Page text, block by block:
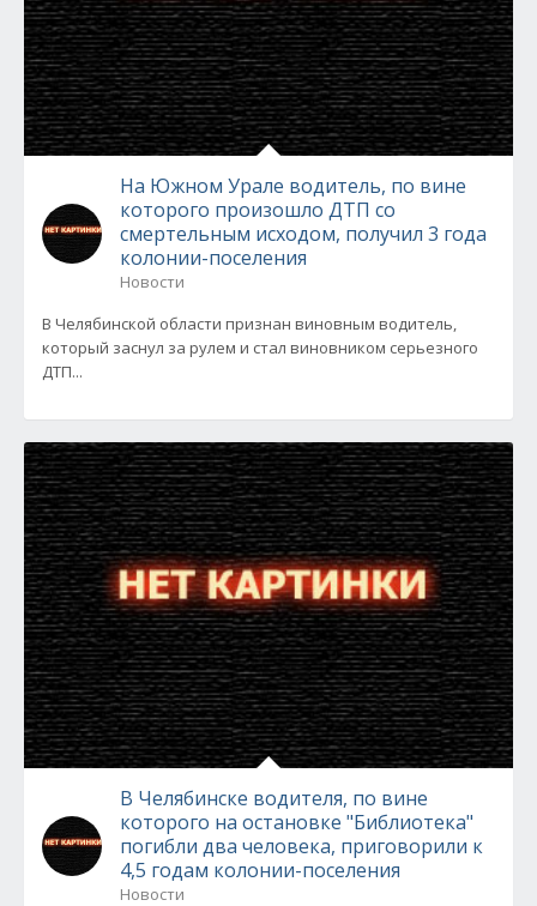
На Южном Урале водитель, по вине
которого произошло ДТП со
смертельным исходом, получил 3 года
колонии-поселения
Новости
В Челябинской области признан виновным водитель,
который заснул за рулем и стал виновником серьезного
ДТП...
В Челябинске водителя, по вине
которого на остановке "Библиотека"
погибли два человека, приговорили к
4,5 годам колонии-поселения
Новости